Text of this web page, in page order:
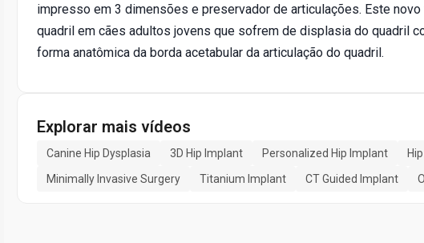
impresso em 3 dimensões e preservador de articulações. Este
quadril em cães adultos jovens que sofrem de displasia do quadril
forma anatômica da borda acetabular da articulação do quadril.
Explorar mais vídeos
Canine Hip Dysplasia 3D Hip Implant Personalized Hip Implant
Minimally Invasive Surgery
Titanium Implant CT Guided Implant